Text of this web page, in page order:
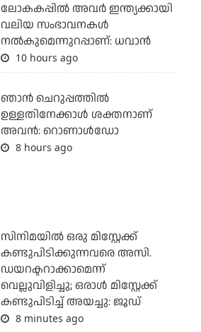
ലോകകപ്പിൽ അവര്‍ ഇന്ത്യക്കായി
വലിയ സംഭാവനകള്‍
നല്‍കുമെന്നുറപ്പാണ്: ധവാന്‍
10 hours ago
ഞാന്‍ ചെറുപ്പത്തില്‍
ഉള്ളതിനേക്കാള്‍ ശക്തനാണ്
അവന്‍: റൊണാള്‍ഡോ
8 hours ago
സിനിമയില്‍ ഒരു മിസ്റ്റേക്ക്
കണ്ടുപിടിക്കുന്നവരെ അസി.
ഡയറക്ടറാക്കാമെന്ന്
വെല്ലുവിളിച്ചു; ഒരാള്‍ മിസ്റ്റേക്ക്
കണ്ടുപിടിച്ച് അയച്ചു: ജൂഡ്
8 minutes ago